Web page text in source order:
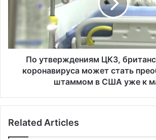
р
л
д
К
По утверждениям ЦКЗ,
коронавируса может стать
штаммом в США уже к
Related Articles